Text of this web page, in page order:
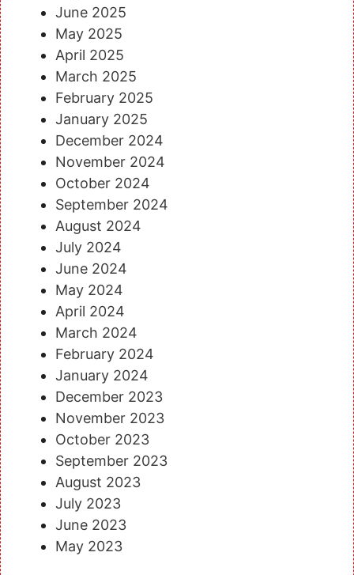
June 2025
May 2025
April 2025
March 2025
February 2025
January 2025
December 2024
November 2024
October 2024
September 2024
August 2024
July 2024
June 2024
May 2024
April 2024
March 2024
February 2024
January 2024
December 2023
November 2023
October 2023
September 2023
August 2023
July 2023
June 2023
May 2023